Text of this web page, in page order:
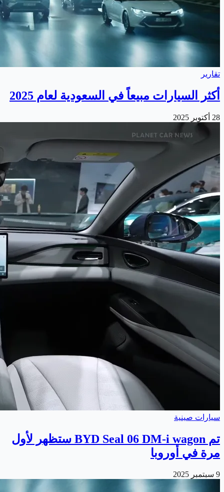
تقارير
أكثر السيارات مبيعاً في السعودية لعام 2025
28 أكتوبر 2025
سيارات صينية
تم BYD Seal 06 DM-i wagon ستظهر لأول
مرة في أوروبا
9 سبتمبر 2025